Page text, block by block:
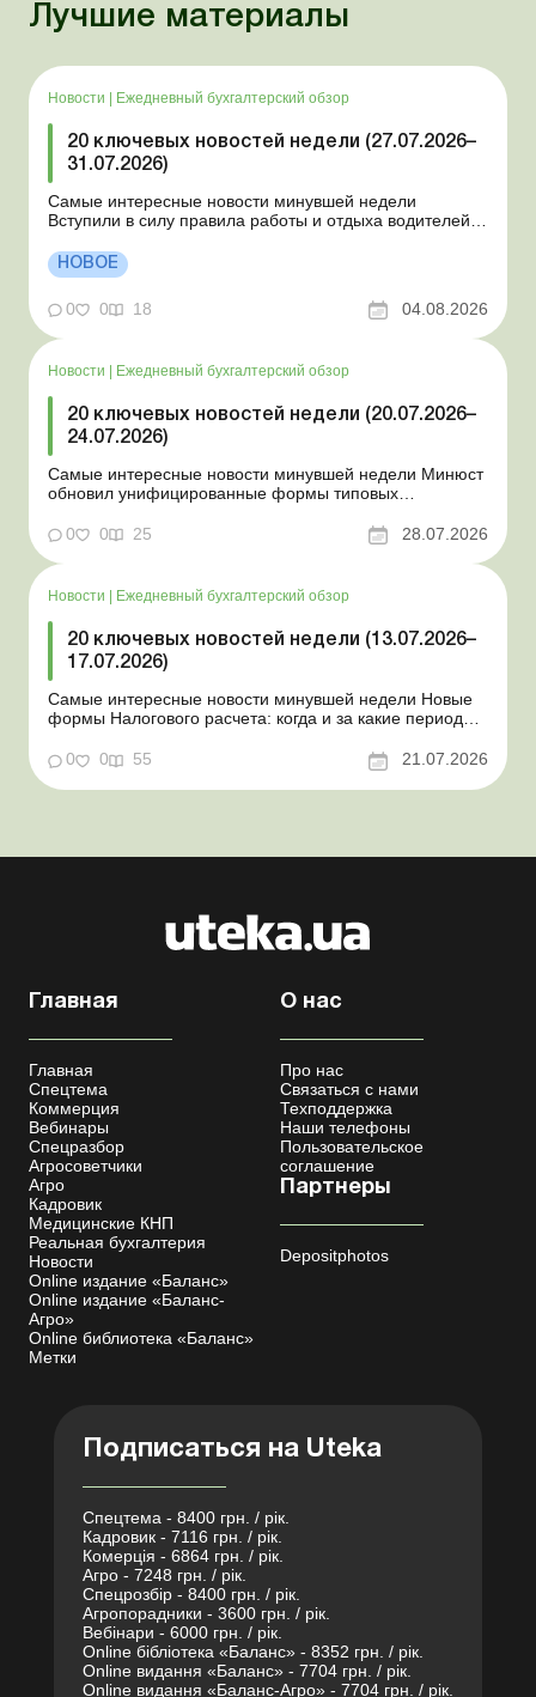
Лучшие материалы
Новости | Ежедневный бухгалтерский обзор
20 ключевых новостей недели (27.07.2026–
31.07.2026)
Самые интересные новости минувшей недели
Вступили в силу правила работы и отдыха водителей
положении Для сельхозпредприятий и ФЛП введены
новые разовые статистические формы Со 2 августа
изменяется порядок зачисления отдельных периодов
работы в стр...
НОВОЕ
0 0 18 04.08.2026
Новости Ежедневный бухгалтерский обзор
20 ключевых новостей недели (20.07.2026–
24.07.2026)
Самые интересные новости минувшей недели Минюст
обновил унифицированные формы типовых
новость о создании координационного центра по
статус «в розыске»: что нужно знать работодателям
Закон о ВПЛ: ка...
0 0 25 28.07.2026
Новости Ежедневный бухгалтерский обзор
20 ключевых новостей недели (13.07.2026–
17.07.2026)
Самые интересные новости минувшей недели Новые
формы Налогового расчета: когда и за какие периоды
переоформления отсрочки от призыва во время
Координационный центр по организации
0 0 55 21.07.2026
Главная
Главная
Спецтема
Коммерция
Вебинары
Спецразбор
Агросоветчики
Агро
Кадровик
Медицинские КНП
Реальная бухгалтерия
Новости
Online издание «Баланс»
Online издание «Баланс-
Агро»
Online библиотека «Баланс»
Метки
О нас
Про нас
Связаться с нами
Техподдержка
Наши телефоны
Пользовательское
соглашение
Партнеры
Depositphotos
Подписаться на Uteka
Спецтема - 8400 грн. / рік.
Кадровик - 7116 грн. / рік.
Комерція - 6864 грн. / рік.
Агро - 7248 грн. / рік.
Спецрозбір - 8400 грн. / рік.
Агропорадники - 3600 грн. / рік.
Вебінари - 6000 грн. / рік.
Online бібліотека «Баланс» - 8352 грн. / рік.
Online видання «Баланс» - 7704 грн. / рік.
Online видання «Баланс-Агро» - 7704 грн. / рік.